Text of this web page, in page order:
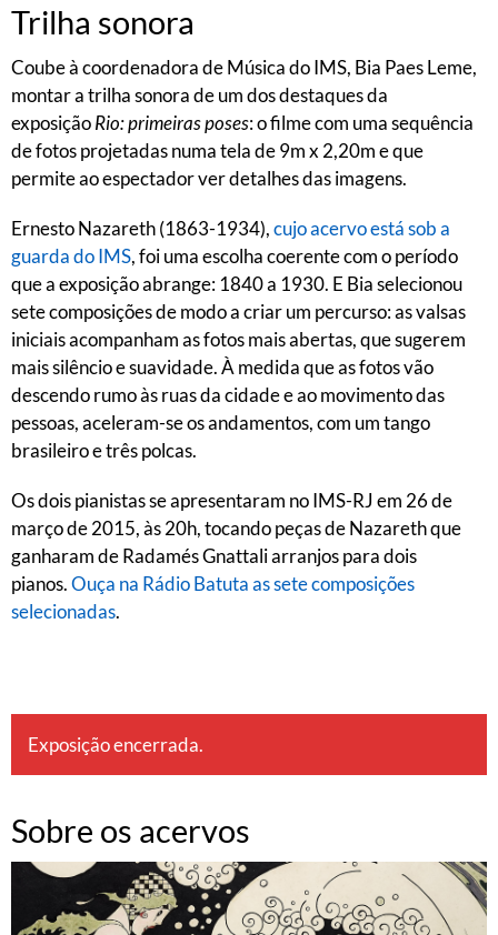
Trilha sonora
Coube à coordenadora de Música do IMS, Bia Paes Leme,
montar a trilha sonora de um dos destaques da
exposiçãoRio: primeiras poses: o filme com uma sequência
de fotos projetadas numa tela de 9m x 2,20m e que
permite ao espectador ver detalhes das imagens.
Ernesto Nazareth (1863-1934),cujo acervo está sob a
guarda do IMS, foi uma escolha coerente com o período
que a exposição abrange: 1840 a 1930. E Bia selecionou
sete composições de modo a criar um percurso: as valsas
iniciais acompanham as fotos mais abertas, que sugerem
mais silêncio e suavidade. À medida que as fotos vão
descendo rumo às ruas da cidade e ao movimento das
pessoas, aceleram-se os andamentos, com um tango
brasileiro e três polcas.
Os dois pianistas se apresentaram no IMS-RJ em 26 de
março de 2015, às 20h, tocando peças de Nazareth que
ganharam de Radamés Gnattali arranjos para dois
pianos.Ouça na Rádio Batuta as sete composições
selecionadas.
Exposição encerrada.
Sobre os acervos